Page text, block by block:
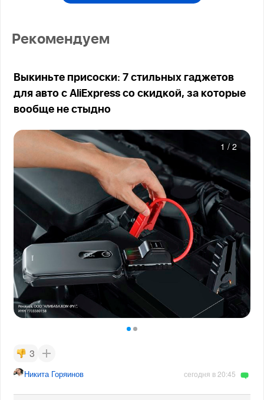
Рекомендуем
Выкиньте присоски: 7 стильных гаджетов
для авто с AliExpress со скидкой, за которые
вообще не стыдно
1 / 2
3
Никита Горяинов сегодня в 20:45